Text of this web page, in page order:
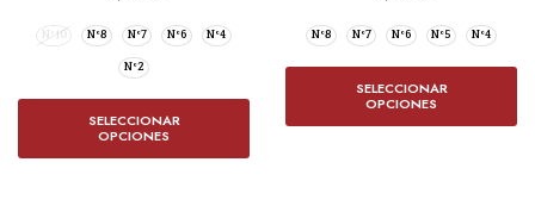
Nº10 Nº8 Nº7 Nº6 Nº4
Nº2
SELECCIONAR
OPCIONES
Nº8 Nº7 Nº6 Nº5 Nº4
SELECCIONAR
OPCIONES